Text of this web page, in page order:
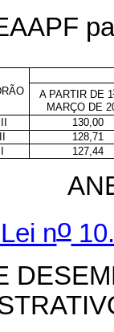
A PARTIR DE 1
MARÇO DE
130,00
128,71
127,44
no